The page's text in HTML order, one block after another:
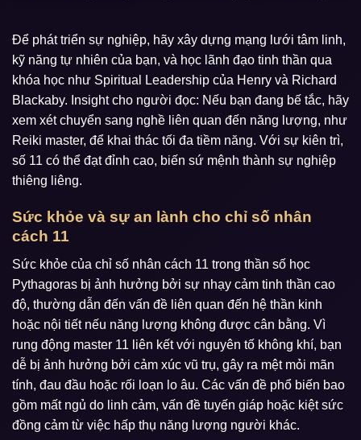
Để phát triển sự nghiệp, hãy xây dựng mạng lưới tâm linh,
kỹ năng tự nhiên của bạn, và học lãnh đạo tinh thần qua
khóa học như Spiritual Leadership của Henry và Richard
Blackaby. Insight cho người đọc: Nếu bạn đang bế tắc, hãy
xem xét chuyển sang nghề liên quan đến năng lượng, như
Reiki master, để khai thác tối đa tiềm năng. Với sự kiên trì,
số 11 có thể đạt đỉnh cao, biến sứ mệnh thành sự nghiệp
thiêng liêng.
Sức khỏe và sự an lành cho chỉ số nhân
cách 11
Sức khỏe của chỉ số nhân cách 11 trong thần số học
Pythagoras bị ảnh hưởng bởi sự nhạy cảm tinh thần cao
độ, thường dẫn đến vấn đề liên quan đến hệ thần kinh
hoặc nội tiết nếu năng lượng không được cân bằng. Vì
rung động master 11 liên kết với nguyên tố không khí, bạn
dễ bị ảnh hưởng bởi cảm xúc vũ trụ, gây ra mệt mỏi mãn
tính, đau đầu hoặc rối loạn lo âu. Các vấn đề phổ biến bao
gồm mất ngủ do linh cảm, vấn đề tuyến giáp hoặc kiệt sức
đồng cảm từ việc hấp thụ năng lượng người khác.